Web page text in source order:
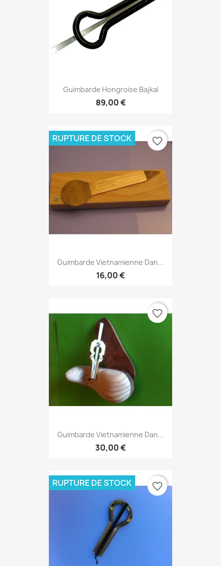
Guimbarde Hongroise Bajkal
89,00 €
Guimbarde Vietnamienne Dan...
16,00 €
RUPTURE DE STOCK favorite_border
Guimbarde Vietnamienne Dan...
30,00 €
favorite_border
RUPTURE DE STOCK favorite_border